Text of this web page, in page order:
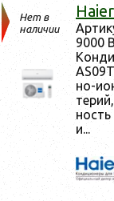
Нет в
наличии
9000
но-
и...